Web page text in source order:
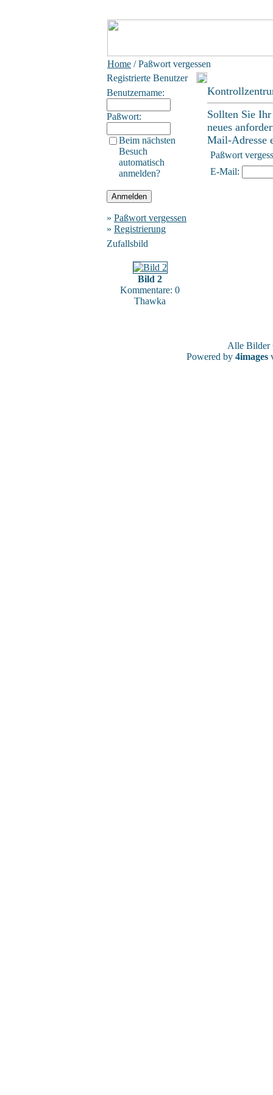
Home / Paßwort vergessen
Registrierte Benutzer
Benutzername:
Paßwort:
Beim nächsten
Besuch
automatisch
anmelden?
» Paßwort vergessen
» Registrierung
Zufallsbild
Bild 2
Kommentare: 0
Thawka
Sollten Sie
neues
Mail-Adresse
Paßwort
E-Mail:
Alle
Powered by 4images